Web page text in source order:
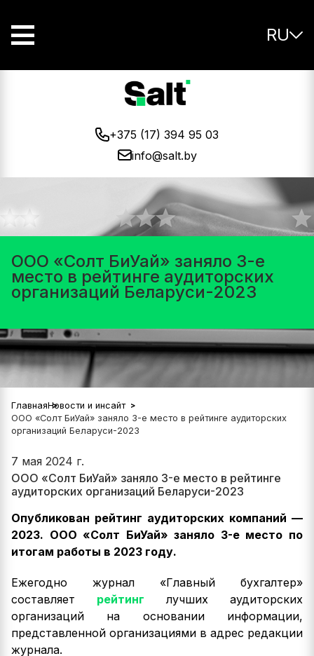
RU
+375 (17) 394 95 03
info@salt.by
ООО «Солт БиУай» заняло 3-е
место в рейтинге аудиторских
организаций Беларуси-2023
ГлавнаяНовости и инсайт
ООО «Солт БиУай» заняло 3-е место в рейтинге аудиторских
организаций Беларуси-2023
7 мая 2024 г.
ООО «Солт БиУай» заняло 3-е место в рейтинге
аудиторских организаций Беларуси-2023
Опубликован рейтинг аудиторских компаний —
2023. ООО «Солт БиУай» заняло 3-е место по
итогам работы в 2023 году.
Ежегодно журнал «Главный бухгалтер»
составляет рейтинг лучших аудиторских
организаций на основании информации,
представленной организациями в адрес редакции
журнала.